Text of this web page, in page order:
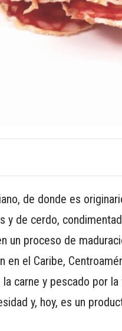
de donde es
y de cerdo,
un proceso de
en el Caribe,
carne y pescado por
y, hoy, es un